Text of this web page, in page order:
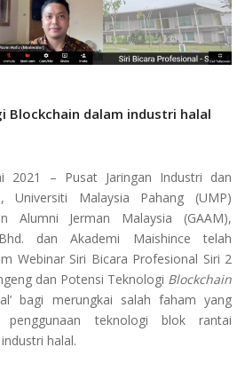
Blockchain dalam industri halal
2021 – Pusat Jaringan Industri dan
Universiti Malaysia Pahang (UMP)
Alumni Jerman Malaysia (GAAM),
dan Akademi Maishince telah
Webinar Siri Bicara Profesional Siri 2
dan Potensi Teknologi Blockchain
bagi merungkai salah faham yang
penggunaan teknologi blok rantai
halal.